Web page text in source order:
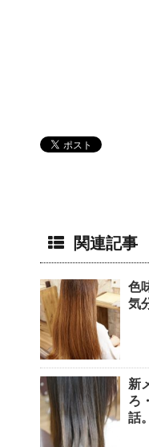
関連記事
色
気
新
ろ
話。